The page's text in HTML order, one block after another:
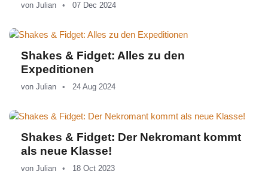
von Julian 07 Dec 2024
Shakes & Fidget: Alles zu den
Expeditionen
von Julian 24 Aug 2024
Shakes & Fidget: Der Nekromant kommt
als neue Klasse!
von Julian 18 Oct 2023